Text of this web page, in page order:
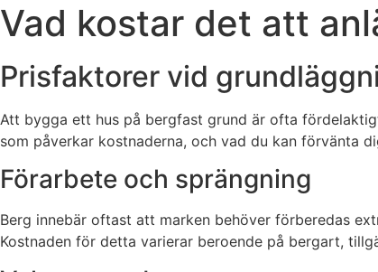
Vad kostar det att
Prisfaktorer vid
Att bygga ett hus på bergfast grund är ofta
som påverkar kostnaderna, och vad du kan förvänta
Förarbete och sprängning
Berg innebär oftast att marken behöver förberedas
Kostnaden för detta varierar beroende på bergart,